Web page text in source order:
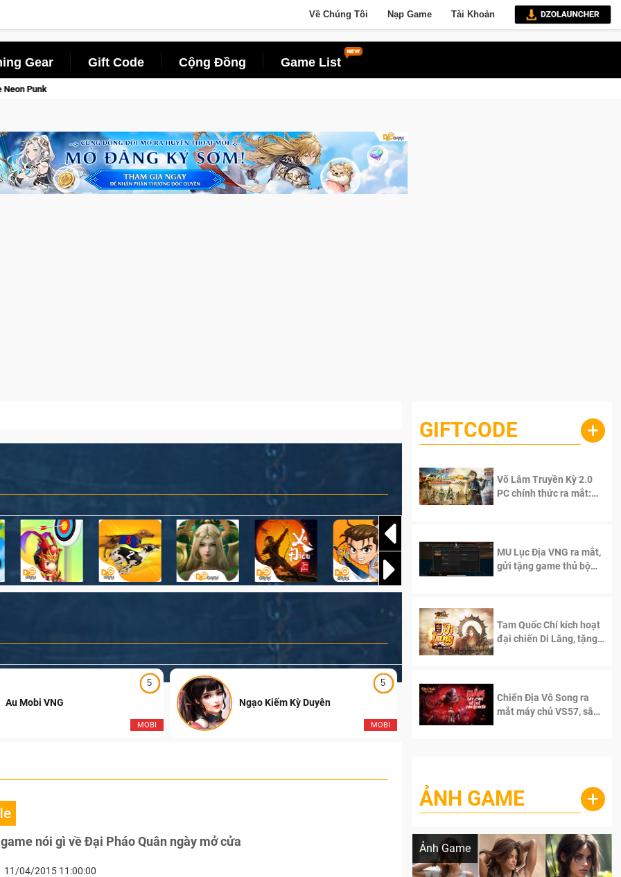
Về Chúng Tôi Nạp Game Tài Khoản
Gear Gift Code Cộng Đồng Game List
5
MOBI
Au Mobi VNG
5
MOBI
Ngạo Kiếm Kỳ Duyên Ngạo Thiên Mobile
nói gì về Đại Pháo Quân ngày mở cửa
11/04/2015 11:00:00
GIFTCODE +
Võ Lâm Truyền Kỳ 2.0
PC chính thức ra mắt:
MU Lục Địa VNG ra mắt,
gửi tặng game thủ bộ
Tam Quốc Chí kích hoạt
đại chiến Di Lăng, tặng
Chiến Địa Vô Song ra
mắt máy chủ VS57, sân
ẢNH GAME +
Ảnh Game
Lala Croft vừa nóng vừa xinh dưới nét vẽ